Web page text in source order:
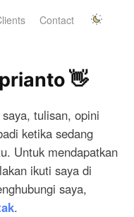
Contact
👋
tulisan, opini
ketika sedang
Untuk mendapatkan
ikuti saya di
saya,
.